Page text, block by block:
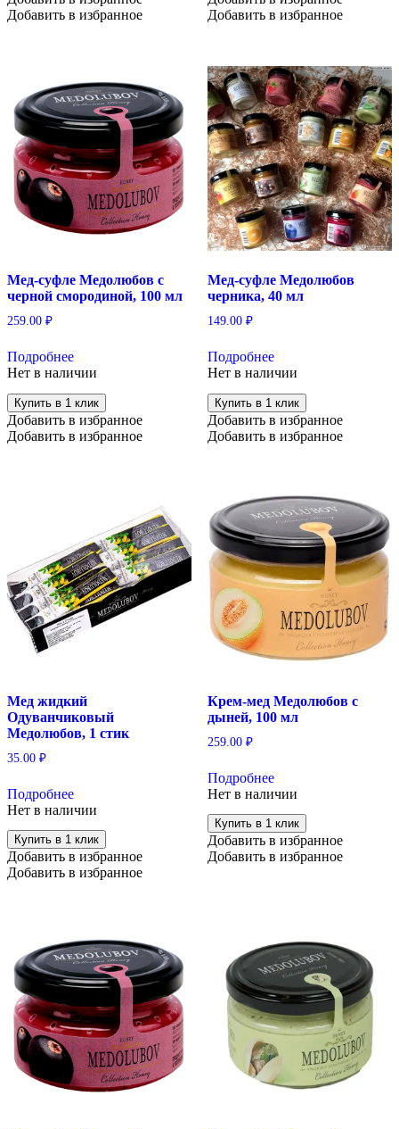
Добавить в избранное
Добавить в избранное
Мед-суфле Медолюбов с
черной смородиной, 100 мл
259.00 ₽
Подробнее
Нет в наличии
Купить в 1 клик
Добавить в избранное
Добавить в избранное
Мед-суфле Медолюбов
черника, 40 мл
149.00 ₽
Подробнее
Нет в наличии
Купить в 1 клик
Добавить в избранное
Добавить в избранное
Мед жидкий
Одуванчиковый
Медолюбов, 1 стик
35.00 ₽
Подробнее
Нет в наличии
Купить в 1 клик
Добавить в избранное
Добавить в избранное
Крем-мед Медолюбов с
дыней, 100 мл
259.00 ₽
Подробнее
Нет в наличии
Купить в 1 клик
Добавить в избранное
Добавить в избранное